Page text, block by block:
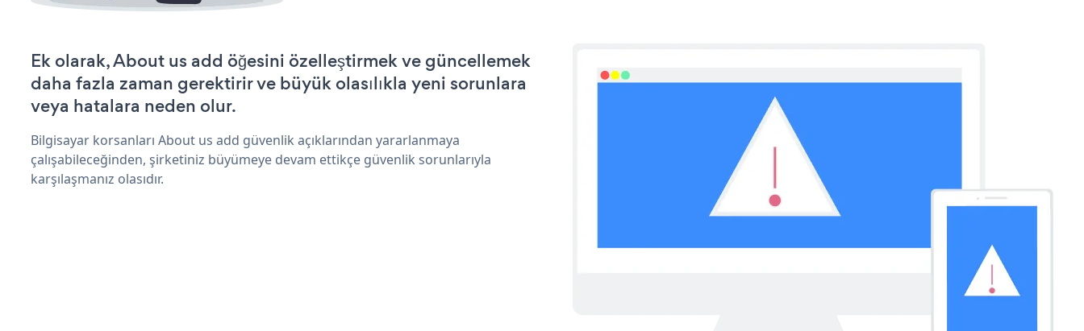
Ek olarak, About us add öğesini özelleştirmek ve güncellemek
daha fazla zaman gerektirir ve büyük olasılıkla yeni sorunlara
veya hatalara neden olur.
Bilgisayar korsanları About us add güvenlik açıklarından yararlanmaya
çalışabileceğinden, şirketiniz büyümeye devam ettikçe güvenlik sorunlarıyla
karşılaşmanız olasıdır.